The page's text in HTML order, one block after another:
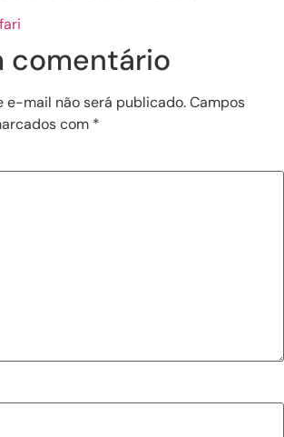
comentário
e-mail não será publicado.Campos
com *